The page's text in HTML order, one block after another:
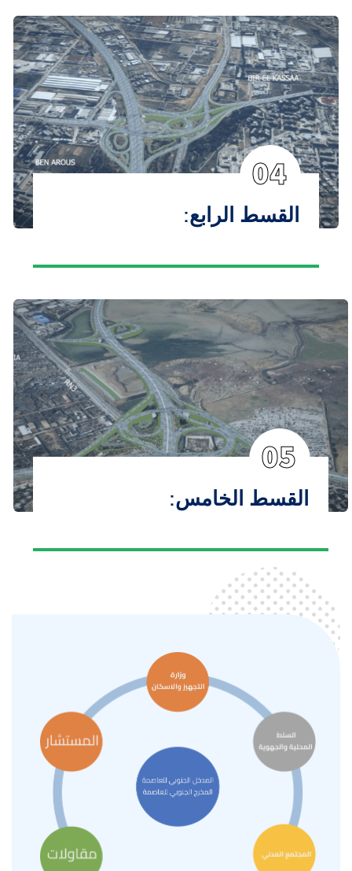
04
القسط الرابع:
05
القسط الخامس: